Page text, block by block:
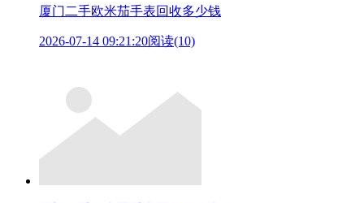
厦门二手欧米茄手表回收多少钱
2026-07-14 09:21:20阅读(10)